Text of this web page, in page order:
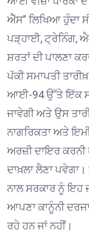
ਐੱਸ” ਲਿਖਿਆ ਹੁੰਦਾ
ਪੜ੍ਹਾਈ, ਟ੍ਰੇਨਿੰਗ,
ਸ਼ਰਤਾਂ ਦੀ ਪਾਲਣਾ
ਪੱਕੀ ਸਮਾਪਤੀ
ਆਈ-94 ਉੱਤੇ ਇੱਕ
ਜਾਵੇਗੀ ਅਤੇ ਉਸ
ਨਾਗਰਿਕਤਾ ਅਤੇ
ਅਰਜ਼ੀ ਦਾਇਰ ਕਰਨੀ
ਦਾਖ਼ਲਾ ਲੈਣਾ
ਨਾਲ ਸਰਕਾਰ ਨੂੰ ਇਹ
ਆਪਣਾ ਕਾਨੂੰਨੀ
ਰਹੇ ਹਨ ਜਾਂ ਨਹੀਂ।